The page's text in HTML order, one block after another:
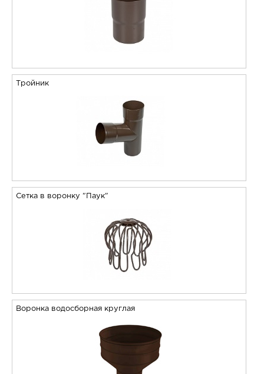
Тройник
Сетка в воронку "Паук"
Воронка водосборная круглая